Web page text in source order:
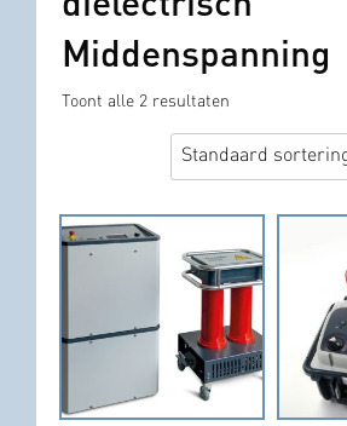
Middenspanning
Toont alle 2 resultaten